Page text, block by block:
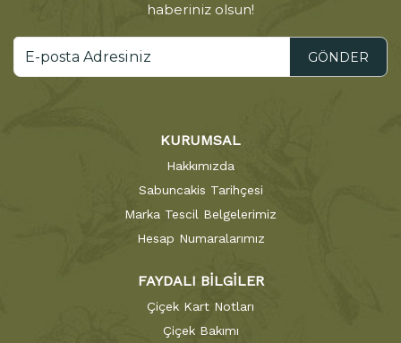
haberiniz olsun!
GÖNDER
KURUMSAL
Hakkımızda
Sabuncakis Tarihçesi
Marka Tescil Belgelerimiz
Hesap Numaralarımız
FAYDALI BİLGİLER
Çiçek Kart Notları
Çiçek Bakımı